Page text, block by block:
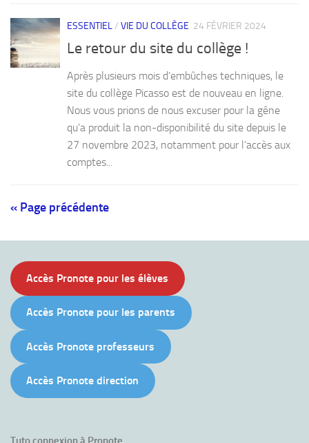
ESSENTIEL/ VIE DU COLLÈGE 24 FÉVRIER 2024
Le retour du site du collège !
Après plusieurs mois d’embûches techniques, le
site du collège Picasso est de nouveau en ligne.
Nous vous prions de nous excuser pour la gêne
qu’a produit la non-disponibilité du site depuis le
27 novembre 2023, notamment pour l’accès aux
comptes...
« Page précédente
Accès Pronote pour les élèves
Accès Pronote pour les parents
Accès Pronote professeurs
Accès Pronote direction